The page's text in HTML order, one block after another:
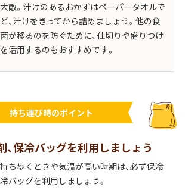
敵。汁けのあるおかずはペーパータオルで
、汁けをきってから詰めましょう。他の食
が移るのを防ぐために、仕切りや盛りつけ
活用するのもおすすめです。
持ち運び時のポイント
、保冷バッグを利用しましょう
ち歩くときや気温が高い時期は、必ず保冷
バッグを利用しましょう。